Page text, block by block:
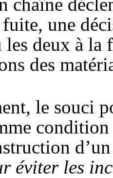
une
les deux à la
des
le souci
éviter les